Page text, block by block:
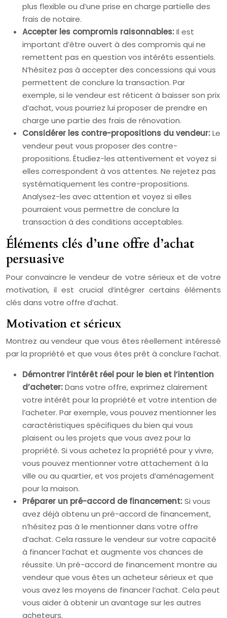
plus flexible ou d’une prise en charge partielle des
frais de notaire.
Accepter les compromis raisonnables:Il est
important d’être ouvert à des compromis qui ne
remettent pas en question vos intérêts essentiels.
N’hésitez pas à accepter des concessions qui vous
permettent de conclure la transaction. Par
exemple, si le vendeur est réticent à baisser son prix
d’achat, vous pourriez lui proposer de prendre en
charge une partie des frais de rénovation.
Considérer les contre-propositions du vendeur:Le
vendeur peut vous proposer des contre-
propositions. Étudiez-les attentivement et voyez si
elles correspondent à vos attentes. Ne rejetez pas
systématiquement les contre-propositions.
Analysez-les avec attention et voyez si elles
pourraient vous permettre de conclure la
transaction à des conditions acceptables.
Éléments clés d’une offre d’achat
persuasive
Pour convaincre le vendeur de votre sérieux et de votre
motivation, il est crucial d’intégrer certains éléments
clés dans votre offre d’achat.
Motivation et sérieux
Montrez au vendeur que vous êtes réellement intéressé
par la propriété et que vous êtes prêt à conclure l’achat.
Démontrer l’intérêt réel pour le bien et l’intention
d’acheter:Dans votre offre, exprimez clairement
votre intérêt pour la propriété et votre intention de
l’acheter. Par exemple, vous pouvez mentionner les
caractéristiques spécifiques du bien qui vous
plaisent ou les projets que vous avez pour la
propriété. Si vous achetez la propriété pour y vivre,
vous pouvez mentionner votre attachement à la
ville ou au quartier, et vos projets d’aménagement
pour la maison.
Préparer un pré-accord de financement:Si vous
avez déjà obtenu un pré-accord de financement,
n’hésitez pas à le mentionner dans votre offre
d’achat. Cela rassure le vendeur sur votre capacité
à financer l’achat et augmente vos chances de
réussite. Un pré-accord de financement montre au
vendeur que vous êtes un acheteur sérieux et que
vous avez les moyens de financer l’achat. Cela peut
vous aider à obtenir un avantage sur les autres
acheteurs.